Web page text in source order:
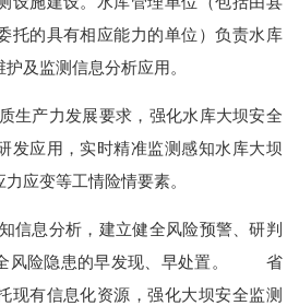
托的具有相应能力的单位）负责水库
及监测信息分析应用。
产力发展要求，强化水库大坝安全
发应用，实时精准监测感知水库大坝
应变等工情险情要素。
息分析，建立健全风险预警、研判
风险隐患的早发现、早处置。 省
现有信息化资源，强化大坝安全监测